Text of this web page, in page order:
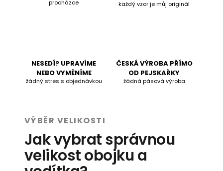
procházce
každý vzor je můj originál
NESEDÍ? UPRAVÍME
NEBO VYMĚNÍME
žádný stres s objednávkou
ČESKÁ VÝROBA PŘÍMO
OD PEJSKAŘKY
žádná pásová výroba
VÝBĚR VELIKOSTI
Jak vybrat správnou
velikost obojku a